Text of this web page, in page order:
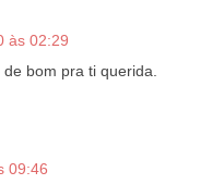
às 02:29
bom pra ti querida.
09:46